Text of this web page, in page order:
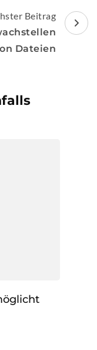
Beitrag
Dateien